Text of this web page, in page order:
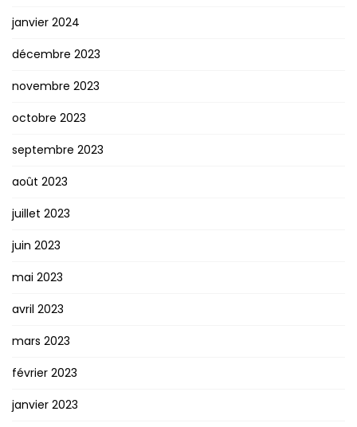
janvier 2024
décembre 2023
novembre 2023
octobre 2023
septembre 2023
août 2023
juillet 2023
juin 2023
mai 2023
avril 2023
mars 2023
février 2023
janvier 2023